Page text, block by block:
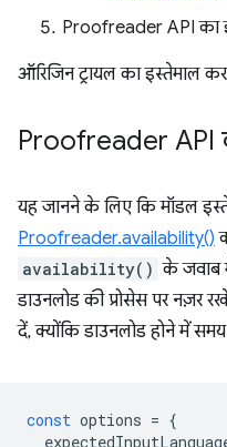
Proofreader API का
ऑरिजिन ट्रायल का इस्तेमाल
Proofreader API
यह जानने के लिए कि मॉडल
Proofreader.availability()
availability() के जवाब
डाउनलोड की प्रोसेस पर नज़र
दें, क्योंकि डाउनलोड होने में
const options = {